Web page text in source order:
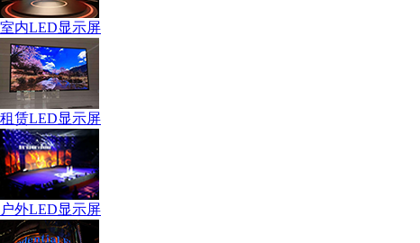
室内LED显示屏
租赁LED显示屏
户外LED显示屏